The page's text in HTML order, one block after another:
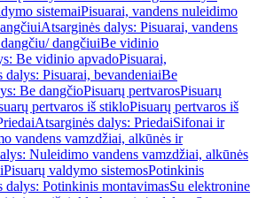
sistemaiPisuarai, vandens nuleidimo
Atsarginės dalys: Pisuarai, vandens
dangčiuiBe vidinio
Be vidinio apvadoPisuarai,
dalys: Pisuarai, bevandeniaiBe
Be dangčioPisuarų pertvarosPisuarų
pertvaros iš stikloPisuarų pertvaros iš
Atsarginės dalys: PriedaiSifonai ir
vandens vamzdžiai, alkūnės ir
Nuleidimo vandens vamzdžiai, alkūnės
Pisuarų valdymo sistemosPotinkinis
dalys: Potinkinis montavimasSu elektronine